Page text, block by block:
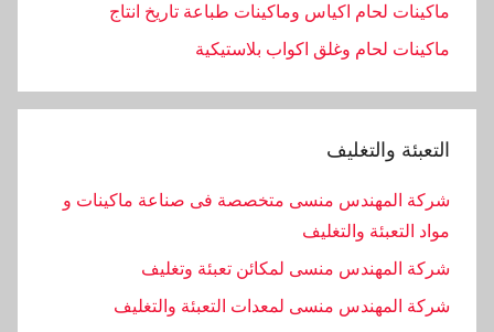
ماكينات لحام اكياس وماكينات طباعة تاريخ انتاج
ماكينات لحام وغلق اكواب بلاستيكية
التعبئة والتغليف
شركة المهندس منسى متخصصة فى صناعة ماكينات و
مواد التعبئة والتغليف
شركة المهندس منسى لمكائن تعبئة وتغليف
شركة المهندس منسى لمعدات التعبئة والتغليف